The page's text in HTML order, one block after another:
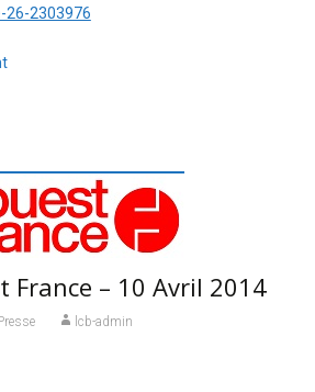
26-2303976
France – 10 Avril 2014
lcb-admin